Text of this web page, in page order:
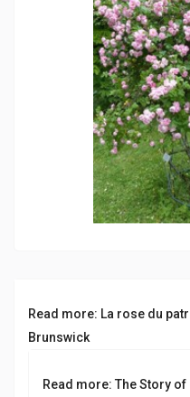
Read more: La rose du
Brunswick
Read more: The Story